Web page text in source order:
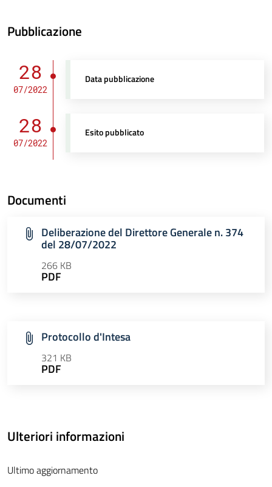
Pubblicazione
28
07/2022
Data pubblicazione
28
07/2022
Esito pubblicato
Documenti
Deliberazione del Direttore Generale n. 374
del 28/07/2022
266 KB
PDF
Protocollo d'Intesa
321 KB
PDF
Ulteriori informazioni
Ultimo aggiornamento